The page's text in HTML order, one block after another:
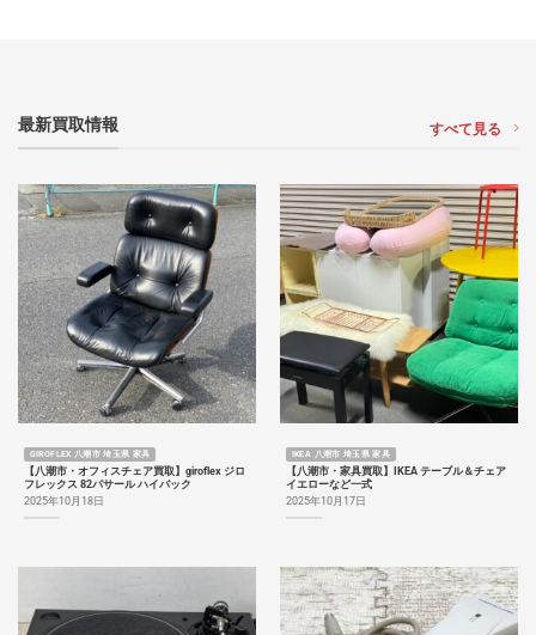
最新買取情報 すべて見る
GIROFLEX 八潮市 埼玉県 家具
【八潮市・オフィスチェア買取】giroflex ジロ
フレックス 82パサール ハイバック
2025年10月18日
IKEA 八潮市 埼玉県 家具
【八潮市・家具買取】IKEA テーブル＆チェア
イエローなど一式
2025年10月17日